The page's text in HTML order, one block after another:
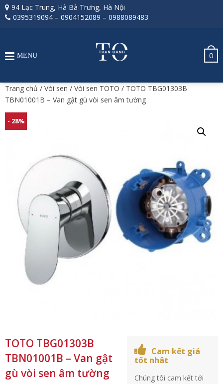
94 Lạc Trung, Hà Bà Trưng, Hà Nội
0395319094 – 0904152089 – 0988089483
0
MENU
Trang chủ / Vòi sen / Vòi sen TOTO / TOTO TBG01303B
TBN01001B – Van gật gù vòi sen âm tường
- 28%
TOTO TBG01303B
TBN01001B – Van gật
gù vòi sen âm tường
Cam kết giá
tốt nhât
Chúng tôi cam kết tới